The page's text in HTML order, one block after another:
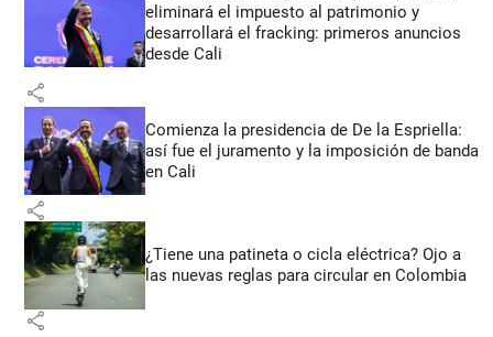
eliminará el impuesto al patrimonio y
desarrollará el fracking: primeros anuncios
desde Cali
share
Comienza la presidencia de De la Espriella:
así fue el juramento y la imposición de banda
en Cali
share
¿Tiene una patineta o cicla eléctrica? Ojo a
las nuevas reglas para circular en Colombia
share